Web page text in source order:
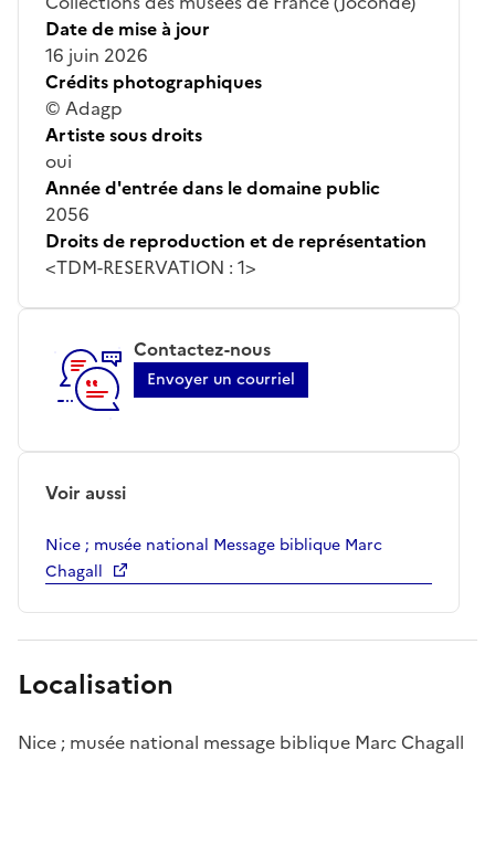
Date de mise à jour
16 juin 2026
Crédits photographiques
© Adagp
Artiste sous droits
oui
Année d'entrée dans le domaine public
2056
Droits de reproduction et de représentation
<TDM-RESERVATION : 1>
Contactez-nous
Envoyer un courriel
Voir aussi
Nice ; musée national Message biblique Marc
Chagall
Localisation
Nice ; musée national message biblique Marc Chagall